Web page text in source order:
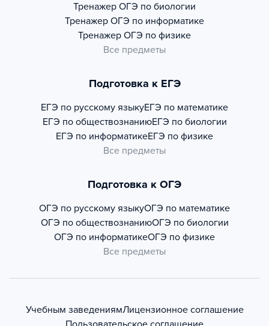
Тренажер ОГЭ по биологии
Тренажер ОГЭ по информатике
Тренажер ОГЭ по физике
Все предметы
Подготовка к ЕГЭ
ЕГЭ по русскому языкуЕГЭ по математике
ЕГЭ по обществознаниюЕГЭ по биологии
ЕГЭ по информатикеЕГЭ по физике
Все предметы
Подготовка к ОГЭ
ОГЭ по русскому языкуОГЭ по математике
ОГЭ по обществознаниюОГЭ по биологии
ОГЭ по информатикеОГЭ по физике
Все предметы
Учебным заведениямЛицензионное соглашение